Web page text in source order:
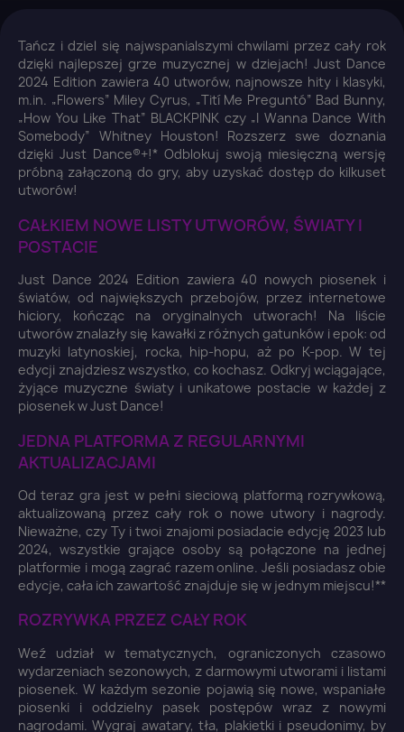
Tańcz i dziel się najwspanialszymi chwilami przez cały rok
dzięki najlepszej grze muzycznej w dziejach! Just Dance
2024 Edition zawiera 40 utworów, najnowsze hity i klasyki,
m.in. „Flowers” Miley Cyrus, „Tití Me Preguntó” Bad Bunny,
„How You Like That” BLACKPINK czy „I Wanna Dance With
Somebody” Whitney Houston! Rozszerz swe doznania
dzięki Just Dance®+!* Odblokuj swoją miesięczną wersję
próbną załączoną do gry, aby uzyskać dostęp do kilkuset
utworów!
CAŁKIEM NOWE LISTY UTWORÓW, ŚWIATY I
POSTACIE
Just Dance 2024 Edition zawiera 40 nowych piosenek i
światów, od największych przebojów, przez internetowe
hiciory, kończąc na oryginalnych utworach! Na liście
utworów znalazły się kawałki z różnych gatunków i epok: od
muzyki latynoskiej, rocka, hip-hopu, aż po K-pop. W tej
edycji znajdziesz wszystko, co kochasz. Odkryj wciągające,
żyjące muzyczne światy i unikatowe postacie w każdej z
piosenek w Just Dance!
JEDNA PLATFORMA Z REGULARNYMI
AKTUALIZACJAMI
Od teraz gra jest w pełni sieciową platformą rozrywkową,
aktualizowaną przez cały rok o nowe utwory i nagrody.
Nieważne, czy Ty i twoi znajomi posiadacie edycję 2023 lub
2024, wszystkie grające osoby są połączone na jednej
platformie i mogą zagrać razem online. Jeśli posiadasz obie
edycje, cała ich zawartość znajduje się w jednym miejscu!**
ROZRYWKA PRZEZ CAŁY ROK
Weź udział w tematycznych, ograniczonych czasowo
wydarzeniach sezonowych, z darmowymi utworami i listami
piosenek. W każdym sezonie pojawią się nowe, wspaniałe
piosenki i oddzielny pasek postępów wraz z nowymi
nagrodami. Wygraj awatary, tła, plakietki i pseudonimy, by
Zaloguj się ×
You need to be logged in to save products in your
wish list.